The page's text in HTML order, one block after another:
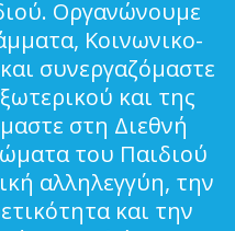
Οργανώνουμε
Κοινωνικο-
συνεργαζόμαστε
και της
στη Διεθνή
του Παιδιού
αλληλεγγύη, την
και την